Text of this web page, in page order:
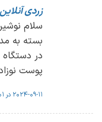
زردی آنلاین
سلام
بسته به
در
پوست
2024-09-11 در 10:01